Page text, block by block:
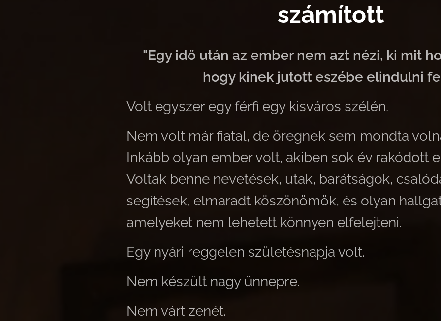
számított
"Egy idő után az ember nem azt nézi, ki mit
hogy kinek jutott eszébe elindulni
Volt egyszer egy férfi egy kisváros szélén.
Nem volt már fiatal, de öregnek sem mondta
Inkább olyan ember volt, akiben sok év rakódott
Voltak benne nevetések, utak, barátságok,
segítések, elmaradt köszönömök, és olyan
amelyeket nem lehetett könnyen elfelejteni.
Egy nyári reggelen születésnapja volt.
Nem készült nagy ünnepre.
Nem várt zenét.